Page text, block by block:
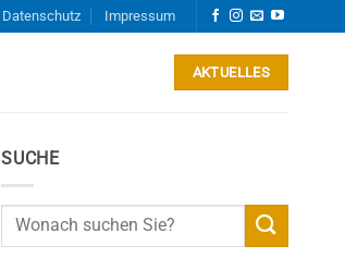
Datenschutz Impressum
AKTUELLES
SUCHE